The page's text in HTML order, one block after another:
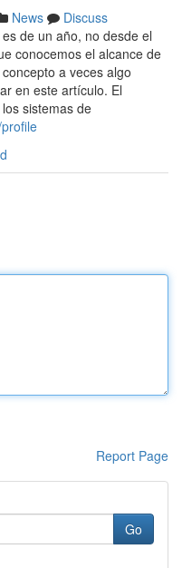
News
Discuss
de un año, no desde el
conocemos el alcance de
a veces algo
en este artículo. El
sistemas de
Report Page
Go